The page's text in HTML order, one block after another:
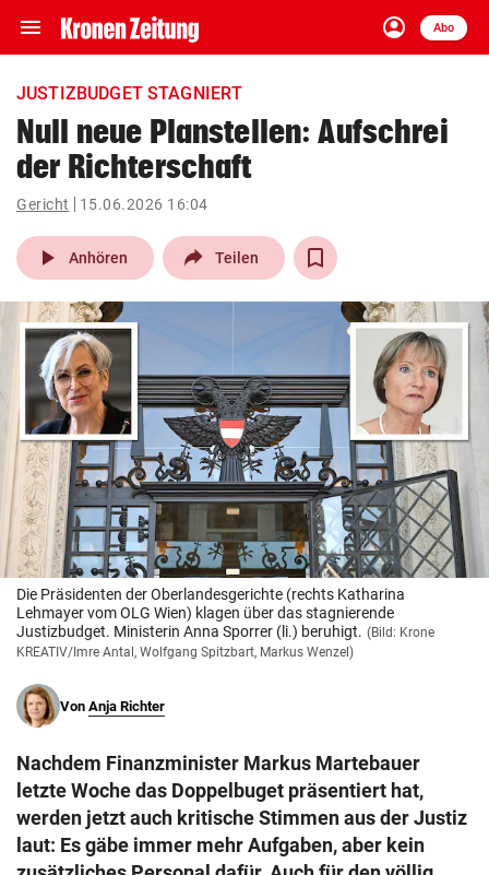
menu Navigation
ein-/ausklappen
account_circle
Anmelden
Abo
close Schließen
account_circle Anmelden
pin_drop
Wien arrow_right
bookmark
search
Suchbegriff
eingeben
© Krone Multimedia GmbH & Co KG 2026
Muthgasse 2, 1190 Wien
JUSTIZBUDGET STAGNIERT
Null neue Planstellen: Aufschrei
der Richterschaft
Gericht 15.06.2026 16:04
play_arrow Anhören Teilen
Die Präsidenten der Oberlandesgerichte (rechts Katharina
Lehmayer vom OLG Wien) klagen über das stagnierende
Justizbudget. Ministerin Anna Sporrer (li.) beruhigt. (Bild: Krone
KREATIV/Imre Antal, Wolfgang Spitzbart, Markus Wenzel)
Von Anja Richter
Nachdem Finanzminister Markus Martebauer
letzte Woche das Doppelbuget präsentiert hat,
werden jetzt auch kritische Stimmen aus der Justiz
laut: Es gäbe immer mehr Aufgaben, aber kein